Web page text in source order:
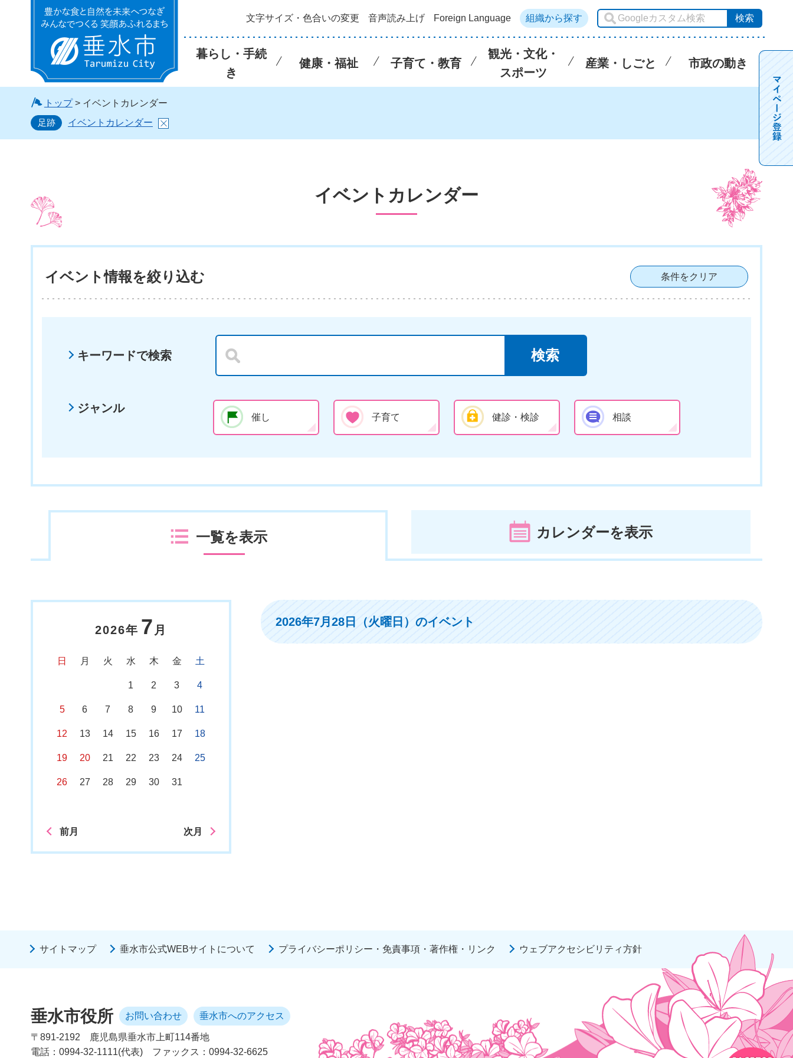
垂水市 文字サイズ・色合いの変更 音声読み上げ Foreign Language 組織から探す
暮らし・手続
き
健康・福祉 子育て・教育
観光・文化・
スポーツ
産業・しごと 市政の動き
トップ> イベントカレンダー
足跡
イベントカレンダー
イベントカレンダー
イベント情報を絞り込む 条件をクリア
キーワードで検索
ジャンル
催し 子育て 健診・検診 相談
一覧を表示 カレンダーを表示
2026年 7 月
日 月 火 水 木 金 土
1 2 3 4
5 6 7 8 9 10 11
12 13 14 15 16 17 18
19 20 21 22 23 24 25
26 27 28 29 30 31
前月 次月
2026年7月28日（火曜日）のイベント
サイトマップ 垂水市公式WEBサイトについて プライバシーポリシー・免責事項・著作権・リンク ウェブアクセシビリティ方針
垂水市役所 お問い合わせ 垂水市へのアクセス
〒891-2192
鹿児島県垂水市上町114番地
電話：0994-32-1111(代表)
ファックス：0994-32-6625